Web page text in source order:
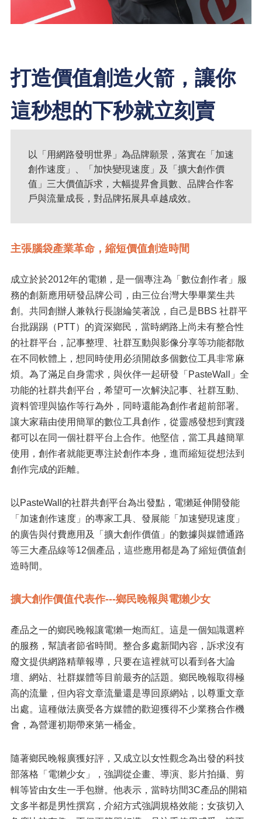
打造價值創造火箭，讓你
這秒想的下秒就立刻賣
以「用網路發明世界」為品牌願景，落實在「加速
創作速度」、「加快變現速度」及「擴大創作價
值」三大價值訴求，大幅提昇會員數、品牌合作客
戶與流量成長，對品牌拓展具卓越成效。
主張腦袋產業革命，縮短價值創造時間
成立於於2012年的電獺，是一個專注為「數位創作者」服
務的創新應用研發品牌公司，由三位台灣大學畢業生共
創。共同創辦人兼執行長謝綸笑著說，自己是BBS 社群平
台批踢踢（PTT）的資深鄉民，當時網路上尚未有整合性
的社群平台，記事整理、社群互動與影像分享等功能都散
在不同軟體上，想同時使用必須開啟多個數位工具非常麻
煩。為了滿足自身需求，與伙伴一起研發「PasteWall」全
功能的社群共創平台，希望可一次解決記事、社群互動、
資料管理與協作等行為外，同時還能為創作者超前部署。
讓大家藉由使用簡單的數位工具創作，從靈感發想到實踐
都可以在同一個社群平台上合作。他堅信，當工具越簡單
使用，創作者就能更專注於創作本身，進而縮短從想法到
創作完成的距離。
以PasteWall的社群共創平台為出發點，電獺延伸開發能
「加速創作速度」的專家工具、發展能「加速變現速度」
的廣告與付費應用及「擴大創作價值」的數據與媒體通路
等三大產品線等12個產品，這些應用都是為了縮短價值創
造時間。
擴大創作價值代表作---鄉民晚報與電獺少女
產品之一的鄉民晚報讓電獺一炮而紅。這是一個知識選粹
的服務，幫讀者節省時間。整合多處新聞內容，訴求沒有
廢文提供網路精華報導，只要在這裡就可以看到各大論
壇、網站、社群媒體等目前最夯的話題。鄉民晚報取得極
高的流量，但內容文章流量還是導回原網站，以尊重文章
出處。這種做法廣受各方媒體的歡迎獲得不少業務合作機
會，為營運初期帶來第一桶金。
隨著鄉民晚報廣獲好評，又成立以女性觀念為出發的科技
部落格「電獺少女」，強調從企畫、導演、影片拍攝、剪
輯等皆由女生一手包辦。他表示，當時坊間3C產品的開箱
文多半都是男性撰寫，介紹方式強調規格效能；女孩切入